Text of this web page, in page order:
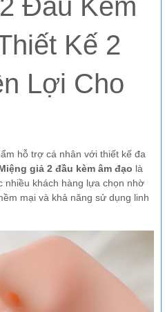
Đầu Kèm
Kế 2
Lợi Cho
hỗ trợ cá nhân với thiết kế đa
giả 2 đầu kèm âm đạo là
nhiều khách hàng lựa chọn nhờ
mại và khả năng sử dụng linh